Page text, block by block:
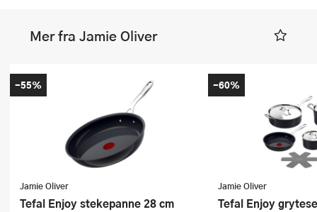
Mer fra Jamie Oliver
Jamie Oliver
Tefal Enjoy stekepanne 28 cm
-55%
Jamie Oliver
Tefal Enjoy
-60%